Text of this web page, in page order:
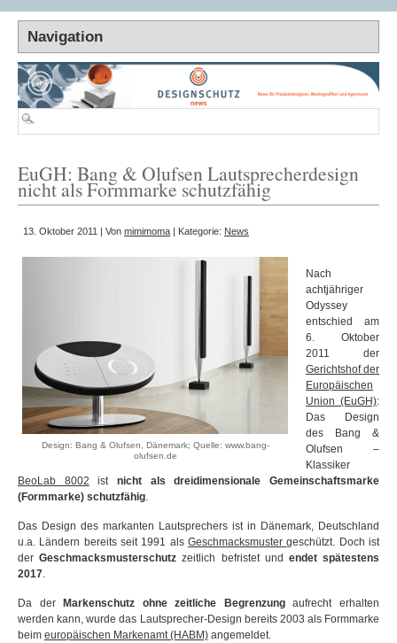
EuGH: Bang & Olufsen Lautsprecherdesign
nicht als Formmarke schutzfähig
13. Oktober 2011 | Von mimimoma | Kategorie: News
Design: Bang & Olufsen, Dänemark; Quelle: www.bang-
olufsen.de
Nach
achtjähriger
Odyssey
entschied am
6. Oktober
2011 der
Gerichtshof der
Europäischen
Union (EuGH):
Das Design
des Bang &
Olufsen –
Klassiker
BeoLab 8002 istnicht als dreidimensionale Gemeinschaftsmarke
(Formmarke) schutzfähig.
Das Design des markanten Lautsprechers ist in Dänemark, Deutschland
u.a. Ländern bereits seit 1991 als Geschmacksmustergeschützt. Doch ist
derGeschmacksmusterschutz zeitlich befristet und endet spätestens
2017.
Da der Markenschutz ohne zeitliche Begrenzungaufrecht erhalten
werden kann, wurde das Lautsprecher-Design bereits 2003 als Formmarke
beim europäischen Markenamt (HABM) angemeldet.